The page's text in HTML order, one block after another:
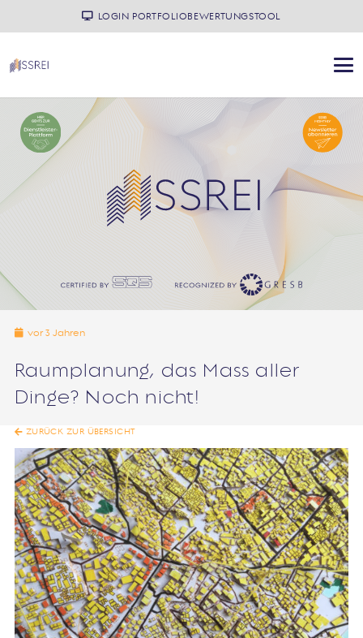
LOGIN PORTFOLIOBEWERTUNGSTOOL
vor 3 Jahren
Raumplanung, das Mass aller
Dinge? Noch nicht!
ZURÜCK ZUR ÜBERSICHT